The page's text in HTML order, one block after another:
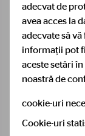
adecvat de
avea acces la
adecvate să
informații pot
aceste setări
noastră de
cookie-uri
Cookie-uri